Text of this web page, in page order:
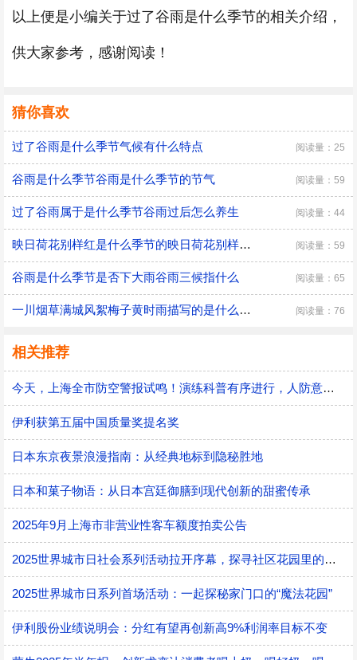
以上便是小编关于过了谷雨是什么季节的相关介绍，
供大家参考，感谢阅读！
猜你喜欢
过了谷雨是什么季节气候有什么特点 阅读量：25
谷雨是什么季节谷雨是什么季节的节气 阅读量：59
过了谷雨属于是什么季节谷雨过后怎么养生 阅读量：44
映日荷花别样红是什么季节的映日荷花别样红是什么意思 阅读量：59
谷雨是什么季节是否下大雨谷雨三候指什么 阅读量：65
一川烟草满城风絮梅子黄时雨描写的是什么季节一川烟草满城风絮梅子黄时雨描写的是什么时候的季节 阅读量：76
相关推荐
今天，上海全市防空警报试鸣！演练科普有序进行，人防意识“声入人心”
伊利获第五届中国质量奖提名奖
日本东京夜景浪漫指南：从经典地标到隐秘胜地
日本和菓子物语：从日本宫廷御膳到现代创新的甜蜜传承
2025年9月上海市非营业性客车额度拍卖公告
2025世界城市日社会系列活动拉开序幕，探寻社区花园里的智慧应用
2025世界城市日系列首场活动：一起探秘家门口的“魔法花园”
伊利股份业绩说明会：分红有望再创新高9%利润率目标不变